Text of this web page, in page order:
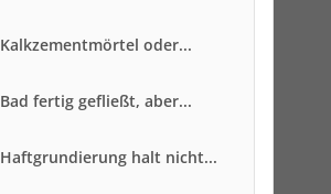
Kalkzementmörtel oder...
Bad fertig gefließt, aber...
Haftgrundierung halt nicht...